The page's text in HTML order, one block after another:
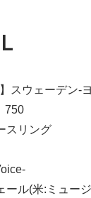
スウェーデン-
750
スリング
ール(米:ミュー